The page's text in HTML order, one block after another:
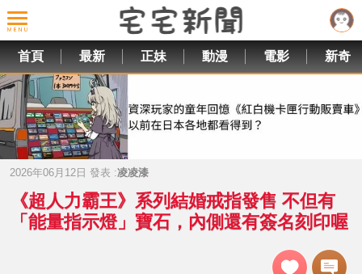
首頁 最新 正妹 動漫 電影 新奇
2026年06月12日 發表 :凌凌漆
《超人力霸王》系列結婚戒指發售 不但有
「能量指示燈」寶石，內側還有簽名刻印喔